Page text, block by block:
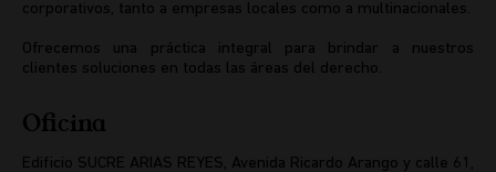
corporativos, tanto a empresas locales como a multinacionales.
Ofrecemos una práctica integral para brindar a nuestros
clientes soluciones en todas las áreas del derecho.
Oficina
Edificio SUCRE ARIAS REYES, Avenida Ricardo Arango y calle 61,